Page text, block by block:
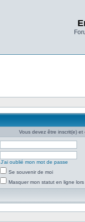
Vous devez être inscrit(e)
J’ai oublié mon mot de passe
Se souvenir de moi
Masquer mon statut en ligne